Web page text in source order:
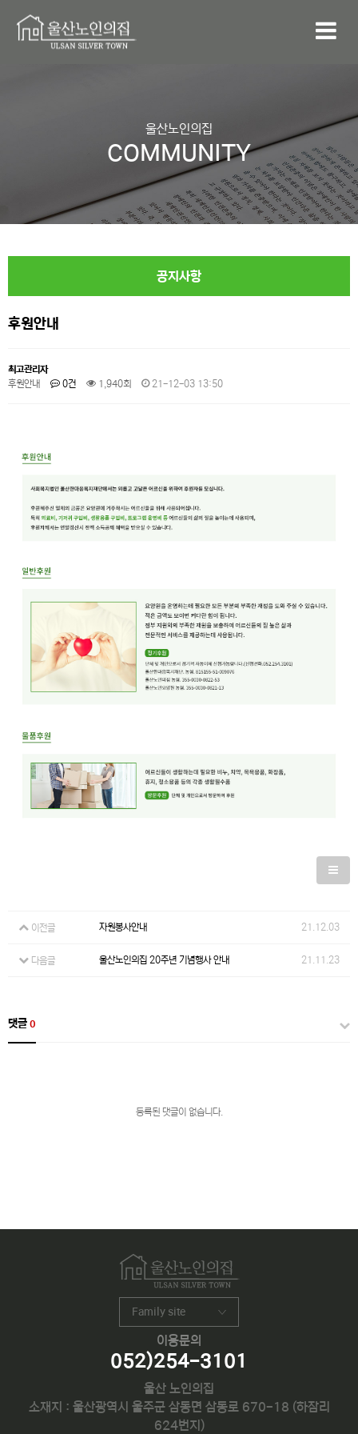
울산노인의집
COMMUNITY
공지사항
후원안내
최고관리자
후원안내
0건 1,940회 21-12-03 13:50
이전글 자원봉사안내 21.12.03
다음글 울산노인의집 20주년 기념행사 안내 21.11.23
댓글 0
등록된 댓글이 없습니다.
이용문의
052)254-3101
울산 노인의집
소재지 : 울산광역시 울주군 삼동면 삼동로 670-18 (하잠리
624번지)
Family site